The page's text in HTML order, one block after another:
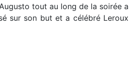
tout au long de la soirée a
sur son but et a célébré Leroux